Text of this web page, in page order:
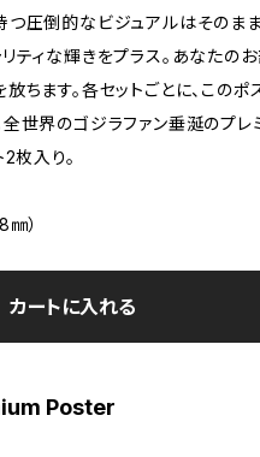
圧倒的なビジュアルはそのまま
ティな輝きをプラス。あなたの
ちます。各セットごとに、このポ
世界のゴジラファン垂涎のプレ
枚入り。
）
カートに入れる
Poster